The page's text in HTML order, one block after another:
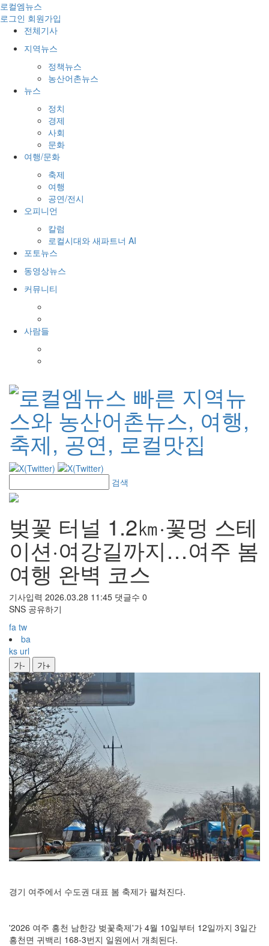
로컬엠뉴스
로그인 회원가입
전체기사
지역뉴스
정책뉴스
농산어촌뉴스
뉴스
정치
경제
사회
문화
여행/문화
축제
여행
공연/전시
오피니언
칼럼
로컬시대와 새파트너 AI
포토뉴스
동영상뉴스
커뮤니티
사람들
검색
벚꽃 터널 1.2㎞·꽃멍 스테
이션·여강길까지…여주 봄
여행 완벽 코스
기사입력 2026.03.28 11:45 댓글수 0
SNS 공유하기
fa tw
ba
ks url
가-
가+
경기 여주에서 수도권 대표 봄 축제가 펼쳐진다.
'2026 여주 흥천 남한강 벚꽃축제'가 4월 10일부터 12일까지 3일간
흥천면 귀백리 168-3번지 일원에서 개최된다.